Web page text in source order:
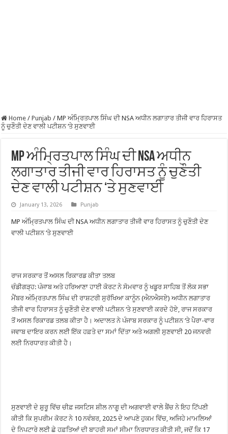
Home / Punjab / MP ਅੰਮ੍ਰਿਤਪਾਲ ਸਿੰਘ ਦੀ NSA ਅਧੀਨ ਲਗਾਤਾਰ ਤੀਜੀ ਵਾਰ ਹਿਰਾਸਤ
ਨੂੰ ਚੁਣੌਤੀ ਦੇਣ ਵਾਲੀ ਪਟੀਸ਼ਨ ‘ਤੇ ਸੁਣਵਾਈ
MP ਅੰਮ੍ਰਿਤਪਾਲ ਸਿੰਘ ਦੀ NSA ਅਧੀਨ
ਲਗਾਤਾਰ ਤੀਜੀ ਵਾਰ ਹਿਰਾਸਤ ਨੂੰ ਚੁਣੌਤੀ
ਦੇਣ ਵਾਲੀ ਪਟੀਸ਼ਨ ‘ਤੇ ਸੁਣਵਾਈ
January 13, 2026 Punjab
MP ਅੰਮ੍ਰਿਤਪਾਲ ਸਿੰਘ ਦੀ NSA ਅਧੀਨ ਲਗਾਤਾਰ ਤੀਜੀ ਵਾਰ ਹਿਰਾਸਤ ਨੂੰ ਚੁਣੌਤੀ ਦੇਣ
ਵਾਲੀ ਪਟੀਸ਼ਨ ‘ਤੇ ਸੁਣਵਾਈ
ਰਾਜ ਸਰਕਾਰ ਤੋਂ ਅਸਲ ਰਿਕਾਰਡ ਕੀਤਾ ਤਲਬ
ਚੰਡੀਗੜ੍ਹ: ਪੰਜਾਬ ਅਤੇ ਹਰਿਆਣਾ ਹਾਈ ਕੋਰਟ ਨੇ ਸੋਮਵਾਰ ਨੂੰ ਖਡੂਰ ਸਾਹਿਬ ਤੋਂ ਲੋਕ ਸਭਾ
ਮੈਂਬਰ ਅੰਮ੍ਰਿਤਪਾਲ ਸਿੰਘ ਦੀ ਰਾਸ਼ਟਰੀ ਸੁਰੱਖਿਆ ਕਾਨੂੰਨ (ਐਨਐਸਏ) ਅਧੀਨ ਲਗਾਤਾਰ
ਤੀਜੀ ਵਾਰ ਹਿਰਾਸਤ ਨੂੰ ਚੁਣੌਤੀ ਦੇਣ ਵਾਲੀ ਪਟੀਸ਼ਨ ‘ਤੇ ਸੁਣਵਾਈ ਕਰਦੇ ਹੋਏ, ਰਾਜ ਸਰਕਾਰ
ਤੋਂ ਅਸਲ ਰਿਕਾਰਡ ਤਲਬ ਕੀਤਾ ਹੈ। ਅਦਾਲਤ ਨੇ ਪੰਜਾਬ ਸਰਕਾਰ ਨੂੰ ਪਟੀਸ਼ਨ ‘ਤੇ ਪੈਰਾ-ਵਾਰ
ਜਵਾਬ ਦਾਇਰ ਕਰਨ ਲਈ ਇੱਕ ਹਫ਼ਤੇ ਦਾ ਸਮਾਂ ਦਿੱਤਾ ਅਤੇ ਅਗਲੀ ਸੁਣਵਾਈ 20 ਜਨਵਰੀ
ਲਈ ਨਿਰਧਾਰਤ ਕੀਤੀ ਹੈ।
ਸੁਣਵਾਈ ਦੇ ਸ਼ੁਰੂ ਵਿੱਚ ਚੀਫ਼ ਜਸਟਿਸ ਸ਼ੀਲ ਨਾਗੂ ਦੀ ਅਗਵਾਈ ਵਾਲੇ ਬੈਂਚ ਨੇ ਇਹ ਟਿੱਪਣੀ
ਕੀਤੀ ਕਿ ਸੁਪਰੀਮ ਕੋਰਟ ਨੇ 10 ਨਵੰਬਰ, 2025 ਦੇ ਆਪਣੇ ਹੁਕਮ ਵਿੱਚ, ਅਜਿਹੇ ਮਾਮਲਿਆਂ
ਦੇ ਨਿਪਟਾਰੇ ਲਈ ਛੇ ਹਫ਼ਤਿਆਂ ਦੀ ਬਾਹਰੀ ਸਮਾਂ ਸੀਮਾ ਨਿਰਧਾਰਤ ਕੀਤੀ ਸੀ, ਜਦੋਂ ਕਿ 17